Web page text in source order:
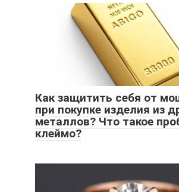
Как защитить себя от
при покупке изделия из
металлов? Что такое
клеймо?